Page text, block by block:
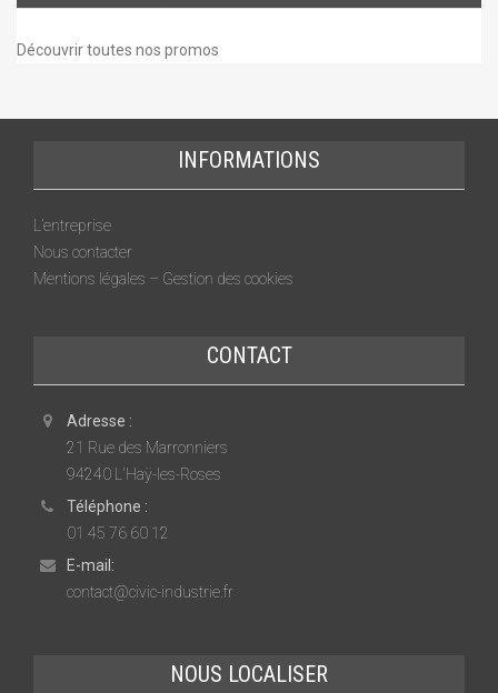
Découvrir toutes nos promos
INFORMATIONS
L’entreprise
Nous contacter
Mentions légales – Gestion des cookies
CONTACT
Adresse :
21 Rue des Marronniers
94240 L'Haÿ-les-Roses
Téléphone :
01 45 76 60 12
E-mail:
contact@civic-industrie.fr
NOUS LOCALISER